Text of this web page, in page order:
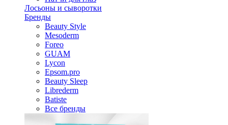
Лосьоны и сыворотки
Бренды
Beauty Style
Mesoderm
Foreo
GUAM
Lycon
Epsom.pro
Beauty Sleep
Librederm
Batiste
Все бренды